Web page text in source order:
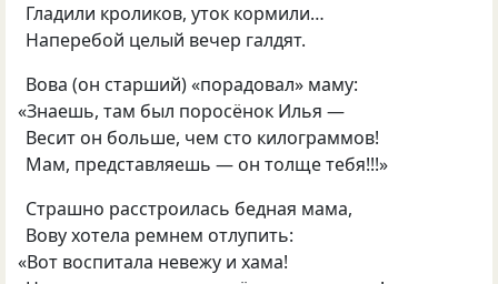
Гладили кроликов, уток кормили…
Наперебой целый вечер галдят.
Вова (он старший) «порадовал» маму:
«Знаешь, там был поросёнок Илья —
Весит он больше, чем сто килограммов!
Мам, представляешь — он толще тебя!!!»
Страшно расстроилась бедная мама,
Вову хотела ремнем отлупить:
«Вот воспитала невежу и хама!